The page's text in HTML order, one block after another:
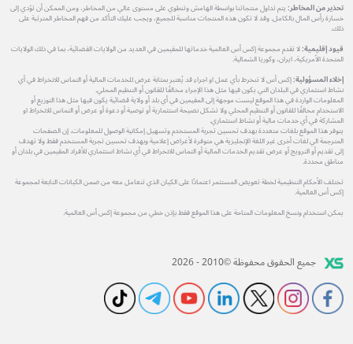
تحذير من المخاطر:يتم تداول منتجاتنا بواسطة الهامش وتنطوي على مستوى عالي من المخاطر، ومن الممكن أن تؤدي إلى
خسارة رأس المال بالكامل. وقد لا تكون هذه المنتجات مناسبة للجميع، ويجب عليك التأكد من فهم المخاطر المترتبة على
ذلك.
قيود إقليمية:لا تقدم مجموعة إكس أس العالمية خدماتها للمقيمين في العديد من الولايات القضائية، بما في ذلك الولايات
المتحدة الأمريكية، ايران، وكوريا الشمالية.
إخلاء المسؤولية:إكس أس لا تنخرط بأي عمل او اجراء قد يُعتبر بمثابة عرض للخدمات المالية أو التماس للانخراط في أي
نشاط استثماري في البلدان التي يكون فيها مثل هذا الإجراء مخالفًا للقانون أو التنظيم المحلي.
المعلومات الواردة في هذا الموقع ليست موجهة إلى المقيمين في أي بلد أو ولاية قضائية يكون فيها مثل هذا التوزيع أو
الاستخدام مخالفًا للقانون أو التنظيم المحلي ولا تشكل نصيحة استثمارية أو توصية أو دعوة أو عرض أو التماس للانخراط او
المشاركة في أي خدمات مالية أو نشاط استثماري.
يتوفر هذا الموقع بلغات متعددة بهدف تحسين تجربة المستخدم وتسهيل إمكانية الوصول للمعلومات. إن الصفحات
المترجمة الي لغات أخرى غير اللغة الإنجليزية هي متوفرة لأغراض إعلامية وبهدف تحسين تجربة المستخدم فقط ولا تهدف
إلى تقديم أو الترويج أو عرض تقديم الخدمات المالية أو التماس للانخراط في أي نشاط استثماري للأفراد المقيمين في بلدان أو
مناطق محددة.
تختلف الأحكام التنظيمية لخطة تعويض المستثمر اعتمادًا على الكيان الذي تتعامل معه من ضمن الكيانات التابعة لمجموعة
إكس أس العالمية.
يمكن استخدام ونسخ المعلومات المتاحة على هذا الموقع فقط بإذن خطي من مجموعة إكس أس العالمية.
جميع الحقوق محفوظة ©2010 - 2026